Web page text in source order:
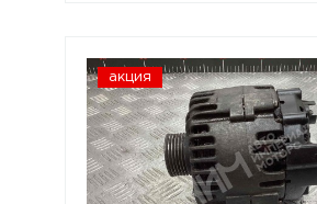
акция